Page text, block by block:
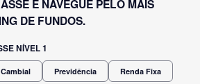
E NAVEGUE PELO MAIS
DE FUNDOS.
NÍVEL 1
Cambial Previdência
Renda Fixa